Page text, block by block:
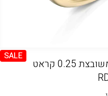
SALE
טבעת יהלומים, זהב 14K משובצת 0.25 קראט